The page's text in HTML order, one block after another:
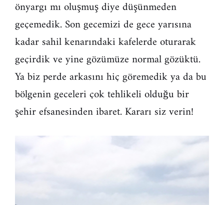
önyargı mı oluşmuş diye düşünmeden
geçemedik. Son gecemizi de gece yarısına
kadar sahil kenarındaki kafelerde oturarak
geçirdik ve yine gözümüze normal gözüktü.
Ya biz perde arkasını hiç göremedik ya da bu
bölgenin geceleri çok tehlikeli olduğu bir
şehir efsanesinden ibaret. Kararı siz verin!